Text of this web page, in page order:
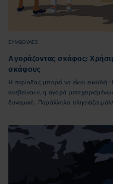
ΣΥΜΒΟΥΛΕΣ
Αγοράζοντας σκάφος:
σκάφους
Η περίοδος μπορεί να είναι
ανεβαίνουν, η αγορά
δυναμική. Παράλληλα πλησιάζει
σκάφη που δεν είναι κατάλληλα για
καταλληλο για εσας; Έχουμε
ειδικούς εδώ.